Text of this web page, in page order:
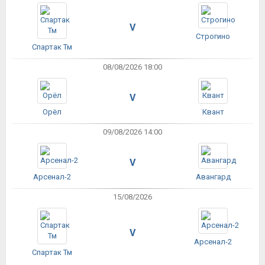
Спартак Тм
V
Строгино
08/08/2026 18:00
Орёл
V
Квант
09/08/2026 14:00
Арсенал-2
V
Авангард
15/08/2026
Спартак Тм
V
Арсенал-2